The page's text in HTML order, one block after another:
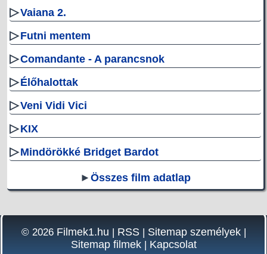
▷Vaiana 2.
▷Futni mentem
▷Comandante - A parancsnok
▷Élőhalottak
▷Veni Vidi Vici
▷KIX
▷Mindörökké Bridget Bardot
► Összes film adatlap
© 2026 Filmek1.hu | RSS| Sitemap személyek|
Sitemap filmek| Kapcsolat